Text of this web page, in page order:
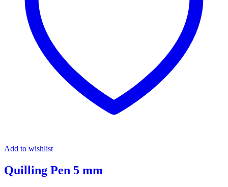
Add to wishlist
Quilling Pen 5 mm